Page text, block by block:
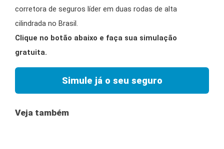
corretora de seguros líder em duas rodas de alta
cilindrada no Brasil.
Clique no botão abaixo e faça sua simulação
gratuita.
Simule já o seu seguro
Veja também